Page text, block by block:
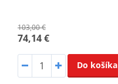
103,00 €
74,14 €
Do košíka